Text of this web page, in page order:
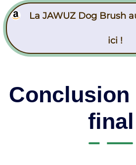
La JAWUZ Dog Brush
ici !
Conclusion
final